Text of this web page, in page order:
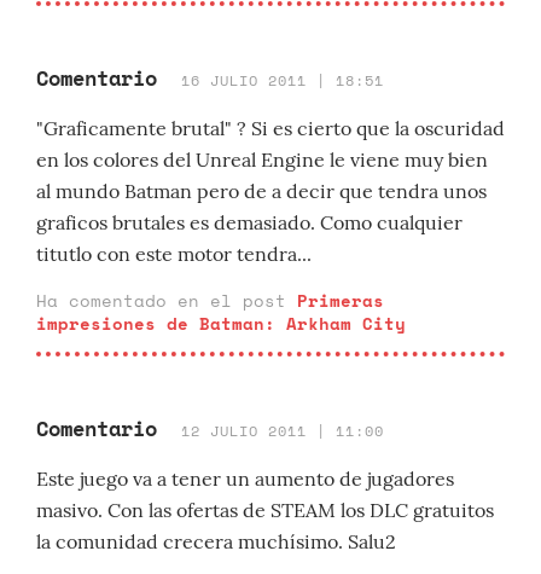
Comentario 16 JULIO 2011 | 18:51
"Graficamente brutal" ? Si es cierto que la oscuridad
en los colores del Unreal Engine le viene muy bien
al mundo Batman pero de a decir que tendra unos
graficos brutales es demasiado. Como cualquier
titutlo con este motor tendra...
Ha comentado en el post Primeras
impresiones de Batman: Arkham City
Comentario 12 JULIO 2011 | 11:00
Este juego va a tener un aumento de jugadores
masivo. Con las ofertas de STEAM los DLC gratuitos
la comunidad crecera muchísimo. Salu2